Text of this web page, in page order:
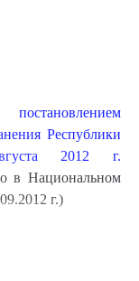
Республики
2012 г.
в Национальном
г.)